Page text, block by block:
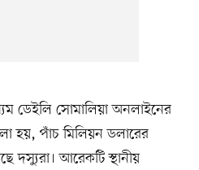
ডেইলি সোমালিয়া অনলাইনের
হয়, পাঁচ মিলিয়ন ডলারের
দস্যুরা। আরেকটি স্থানীয়